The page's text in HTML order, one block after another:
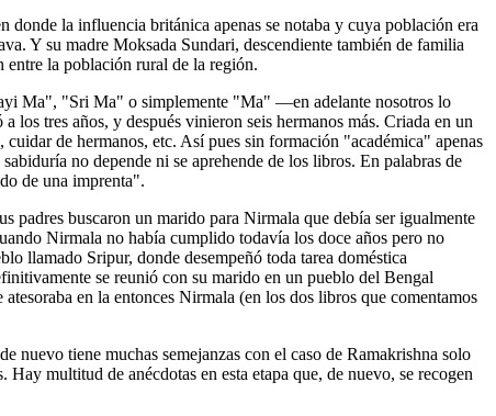
la influencia británica apenas se notaba y cuya población era
Y su madre Moksada Sundari, descendiente también de familia
entre la población rural de la región.
Ma", "Sri Ma" o simplemente "Ma" ―en adelante nosotros lo
tres años, y después vinieron seis hermanos más. Criada en un
cuidar de hermanos, etc. Así pues sin formación "académica" apenas
no depende ni se aprehende de los libros. En palabras de
de una imprenta".
padres buscaron un marido para Nirmala que debía ser igualmente
Nirmala no había cumplido todavía los doce años pero no
llamado Sripur, donde desempeñó toda tarea doméstica
se reunió con su marido en un pueblo del Bengal
en la entonces Nirmala (en los dos libros que comentamos
nuevo tiene muchas semejanzas con el caso de Ramakrishna solo
multitud de anécdotas en esta etapa que, de nuevo, se recogen